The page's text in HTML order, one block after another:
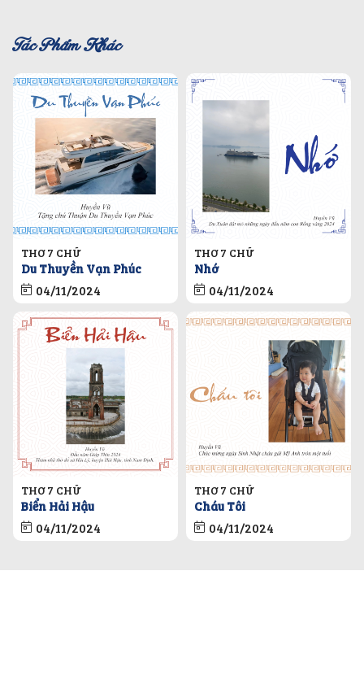
Tác Phẩm Khác
THƠ 7 CHỮ
Du Thuyền Vạn Phúc
04/11/2024
THƠ 7 CHỮ
Nhớ
04/11/2024
THƠ 7 CHỮ
Biển Hải Hậu
04/11/2024
THƠ 7 CHỮ
Cháu Tôi
04/11/2024